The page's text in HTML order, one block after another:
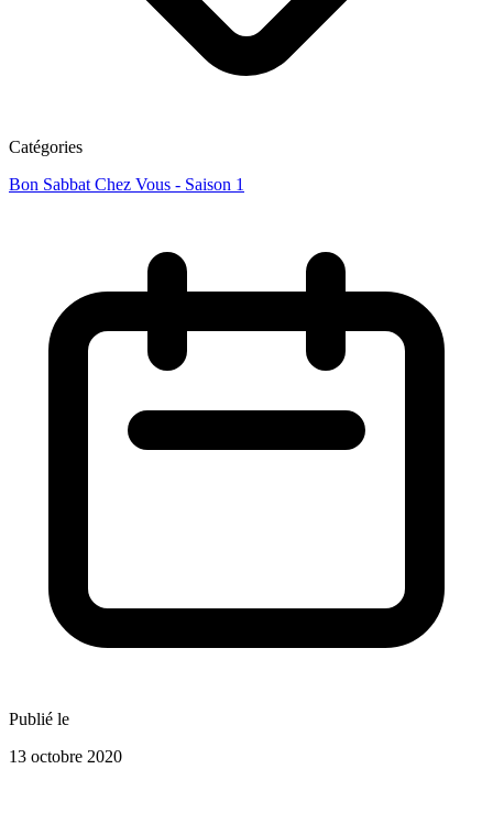
Catégories
Bon Sabbat Chez Vous - Saison 1
Publié le
13 octobre 2020